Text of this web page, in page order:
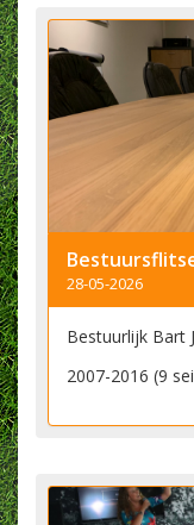
28-05-2026
Bestuurlijk Bart
2007-2016 (9